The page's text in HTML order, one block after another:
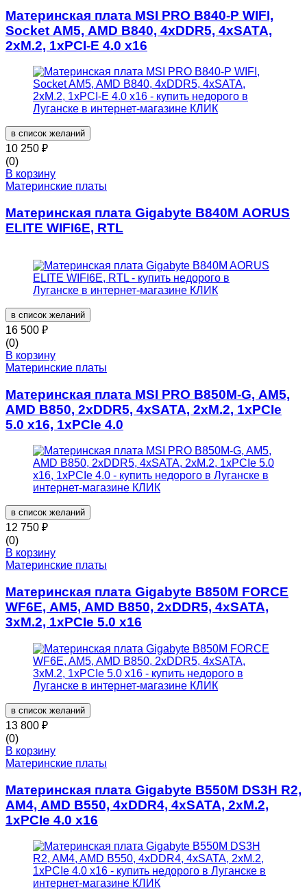
Материнская плата MSI PRO B840-P WIFI,
Socket AM5, AMD B840, 4xDDR5, 4xSATA,
2xM.2, 1xPCI-E 4.0 x16
в список желаний
10 250 ₽
(0)
В корзину
Материнские платы
Материнская плата Gigabyte B840M AORUS
ELITE WIFI6E, RTL
в список желаний
16 500 ₽
(0)
В корзину
Материнские платы
Материнская плата MSI PRO B850M-G, AM5,
AMD B850, 2xDDR5, 4xSATA, 2xM.2, 1xPCIe
5.0 x16, 1xPCIe 4.0
в список желаний
12 750 ₽
(0)
В корзину
Материнские платы
Материнская плата Gigabyte B850M FORCE
WF6E, AM5, AMD B850, 2xDDR5, 4xSATA,
3xM.2, 1xPCIe 5.0 x16
в список желаний
13 800 ₽
(0)
В корзину
Материнские платы
Материнская плата Gigabyte B550M DS3H R2,
AM4, AMD B550, 4xDDR4, 4xSATA, 2xM.2,
1xPCIe 4.0 x16